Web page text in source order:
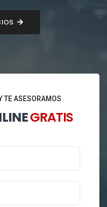
TE ASESORAMOS
GRATIS